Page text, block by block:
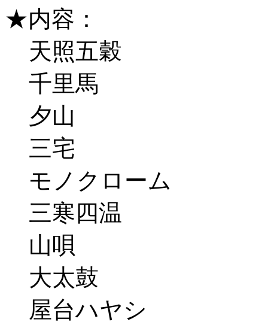
★内容：
天照五穀
千里馬
夕山
三宅
モノクローム
三寒四温
山唄
大太鼓
屋台ハヤシ